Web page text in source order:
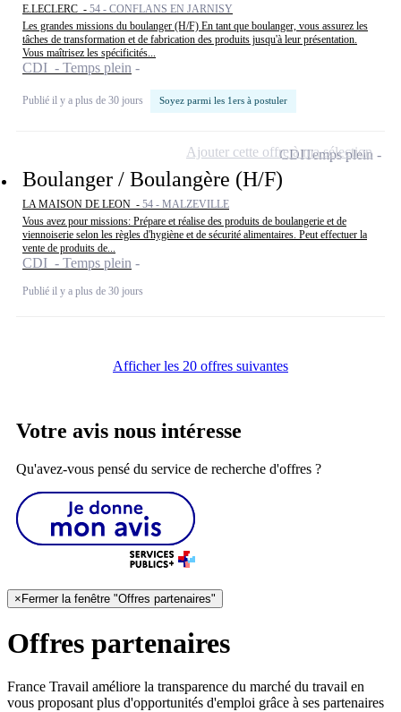
E.LECLERC - 54 - CONFLANS EN JARNISY
Les grandes missions du boulanger (H/F) En tant que boulanger, vous assurez les
tâches de transformation et de fabrication des produits jusqu'à leur présentation.
Vous maîtrisez les spécificités...
CDI - Temps plein
Publié il y a plus de 30 jours Soyez parmi les 1ers à postuler
Boulanger / Boulangère (H/F)
LA MAISON DE LEON - 54 - MALZEVILLE
Vous avez pour missions: Prépare et réalise des produits de boulangerie et de
viennoiserie selon les règles d'hygiène et de sécurité alimentaires. Peut effectuer la
vente de produits de...
CDI - Temps plein
Publié il y a plus de 30 jours
CDITemps plein
Ajouter cette offre à ma sélection
Afficher les 20 offres suivantes
Votre avis nous intéresse
Qu'avez-vous pensé du service de recherche d'offres ?
×Fermer la fenêtre "Offres partenaires"
Offres partenaires
France Travail améliore la transparence du marché du travail en
vous proposant plus d'opportunités d'emploi grâce à ses partenaires